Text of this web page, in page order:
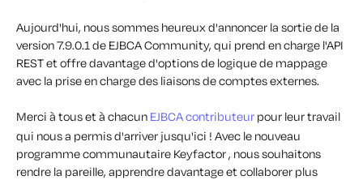
Aujourd'hui, nous sommes heureux d'annoncer la sortie de la
version 7.9.0.1 de EJBCA Community, qui prend en charge l'API
REST et offre davantage d'options de logique de mappage
avec la prise en charge des liaisons de comptes externes.
Merci à tous et à chacun EJBCA contributeur pour leur travail
qui nous a permis d'arriver jusqu'ici ! Avec le nouveau
programme communautaire Keyfactor , nous souhaitons
rendre la pareille, apprendre davantage et collaborer plus